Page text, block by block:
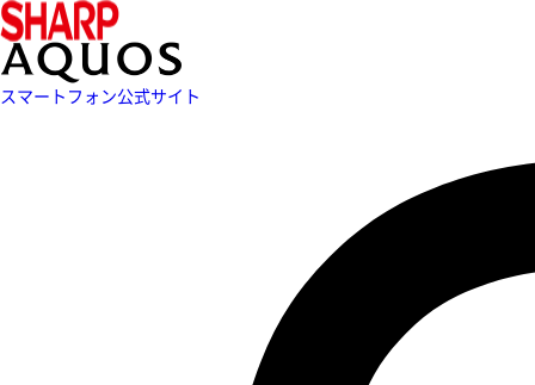
スマートフォン公式サイト